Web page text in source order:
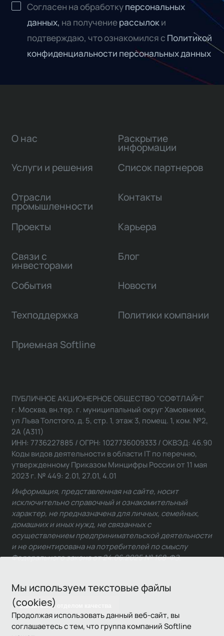
Согласен на обработкуперсональных
данных, на получениерассылоки
подтверждаю, что ознакомился с Политикой
конфиденциальности персональных данных
Мы используем текстовые файлы
(cookies)
Продолжая использовать данный веб-сайт, вы
соглашаетесь с тем, что группа компаний Softline
О нас
Услуги и решения
Отрасли
промышленности
Проекты
Связи с
инвесторами
Раскрытие
информации
Список партнеров
Контакты
Карьера
Блог
События Новости
Техподдержка Политики компании
Приемная Softline
Связаться с отделом качества
ПУБЛИЧНОЕ АКЦИОНЕРНОЕ ОБЩЕСТВО "СОФТЛАЙН"
г. Москва, вн.тер. г. муниципальный округ Хамовники,
ул Льва Толстого, д. 5, стр. 1, этаж 3, помещ. 1, ком. №2,
2А (А311)
ИНН: 7736227885 / ОГРН: 1027736009333 / ОКВЭД: 46.90
Коды видов деятельности в области IT по перечню,
утвержденному Приказом Минцифры России от 11 мая
2023 г. № 449: 2.01, 27.01, 4.01
Информация, представленная на сайте, носит
исключительно справочный и ознакомительный
характер, не предназначена для личных, семейных,
домашних и иных нужд, не связанных с
осуществлением предпринимательской деятельности
и не ориентирована на потребителей по смыслу
Федерального закона от 24.06.2025 № 168-ФЗ.